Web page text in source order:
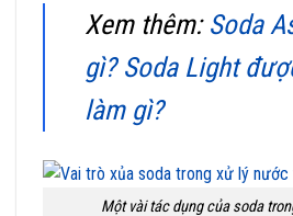
Xem thêm: Soda
gì? Soda Light
làm gì?
Một vài tác dụng của soda